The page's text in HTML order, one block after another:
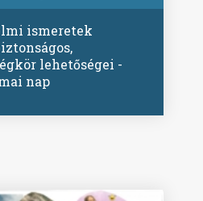
ismeretek
lehetőségei -
nap